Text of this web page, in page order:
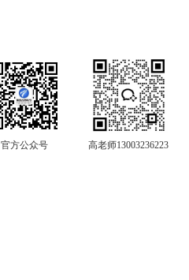
官方公众号 高老师13003236223